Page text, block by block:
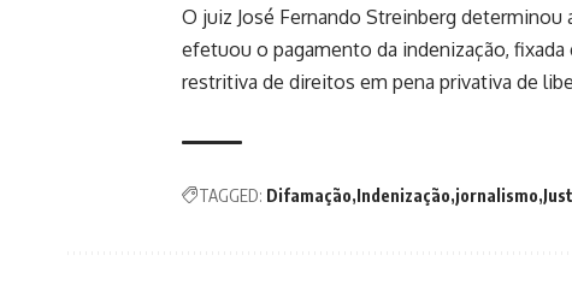
O juiz José Fernando Streinberg determinou
efetuou o pagamento da indenização,
restritiva de direitos em pena privativa de
TAGGED: Difamação Indenização jornalismo